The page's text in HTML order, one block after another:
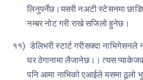
लिनुपर्नेछ।यसरी नअटी स्टेसनमा
नम्बर नोट गरी राखे सजिलो हुनेछ।
११) डेलिभरी स्टार्ट गरीसक्दा नाभिगेसनले
घर ठेगानामा लैजानेछ।। त्यस
पनि आमा नाभिको एआईले यसमा ठूलो